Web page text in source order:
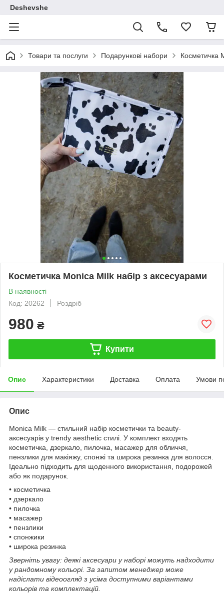
Deshevshe
Товари та послуги Подарункові набори Косметичка
Косметичка Monica Milk набір з аксесуарами
В наявності
Код: 20262
Роздріб
980 ₴
Купити
Опис Характеристики Доставка Оплата Умови
Опис
Monica Milk — стильний набір косметички та beauty-
аксесуарів у trendy aesthetic стилі. У комплект входять
косметичка, дзеркало, пилочка, масажер для обличчя,
пензлики для макіяжу, спонжі та широка резинка для волосся.
Ідеально підходить для щоденного використання, подорожей
або як подарунок.
• косметичка
• дзеркало
• пилочка
• масажер
• пензлики
• спонжики
• широка резинка
Зверніть увагу: деякі аксесуари у наборі можуть надходити
у рандомному кольорі. За запитом менеджер може
надіслати відеоогляд з усіма доступними варіантами
кольорів та комплектацій.